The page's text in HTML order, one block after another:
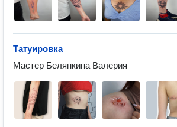
Татуировка